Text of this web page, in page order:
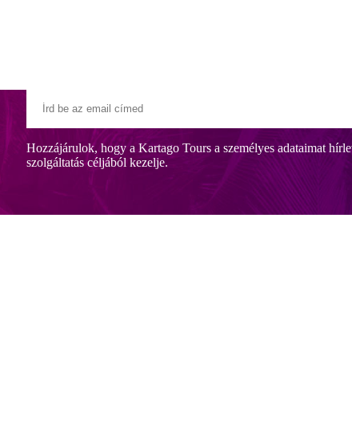
Hozzájárulok, hogy a Kartago Tours a személyes adataimat
szolgáltatás céljából kezelje.